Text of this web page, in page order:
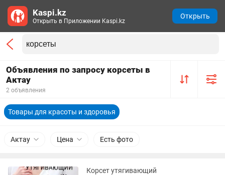
Объявления по запросу корсеты в
Актау
2 объявления
Товары для красоты и здоровья
Актау Цена Есть фото
Корсет утягивающий
Kaspi.kz
Открыть в Приложении Kaspi.kz
Открыть